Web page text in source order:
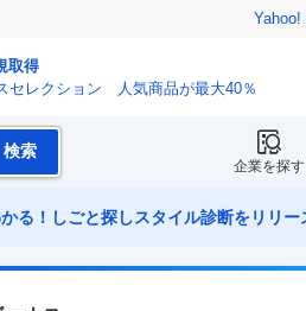
Yahoo!
取得
セレクション 人気商品が最大40％
企業を探す
る！しごと探しスタイル診断をリリー